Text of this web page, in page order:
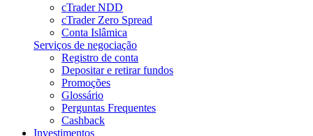
cTrader NDD
cTrader Zero Spread
Conta Islâmica
Serviços de negociação
Registro de conta
Depositar e retirar fundos
Promoções
Glossário
Perguntas Frequentes
Cashback
Investimentos